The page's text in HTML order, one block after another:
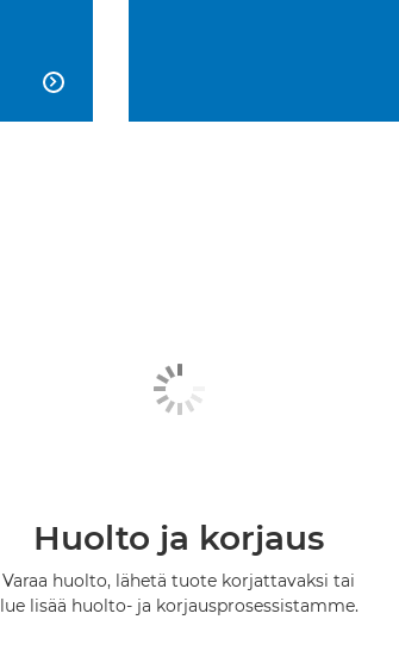

Huolto ja korjaus
Varaa huolto, lähetä tuote korjattavaksi tai
lue lisää huolto- ja korjausprosessistamme.